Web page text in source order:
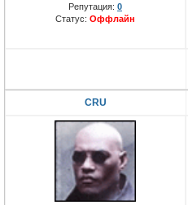
Репутация: 0
Статус: Оффлайн
CRU